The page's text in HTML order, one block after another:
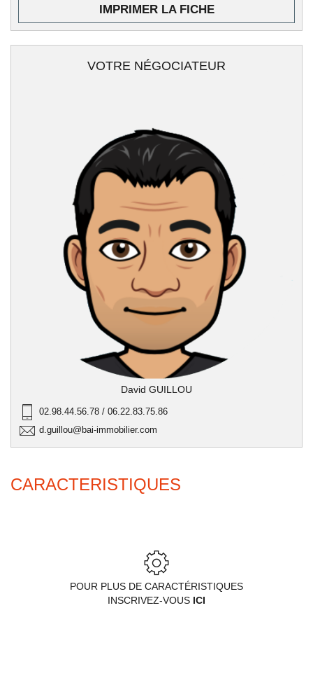
IMPRIMER LA FICHE
VOTRE NÉGOCIATEUR
David GUILLOU
02.98.44.56.78 / 06.22.83.75.86
d.guillou@bai-immobilier.com
CARACTERISTIQUES
POUR PLUS DE CARACTÉRISTIQUES
INSCRIVEZ-VOUS ICI